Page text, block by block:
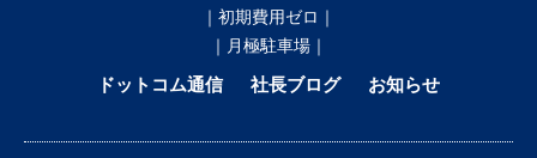
｜初期費用ゼロ｜
｜月極駐車場｜
ドットコム通信 社長ブログ お知らせ